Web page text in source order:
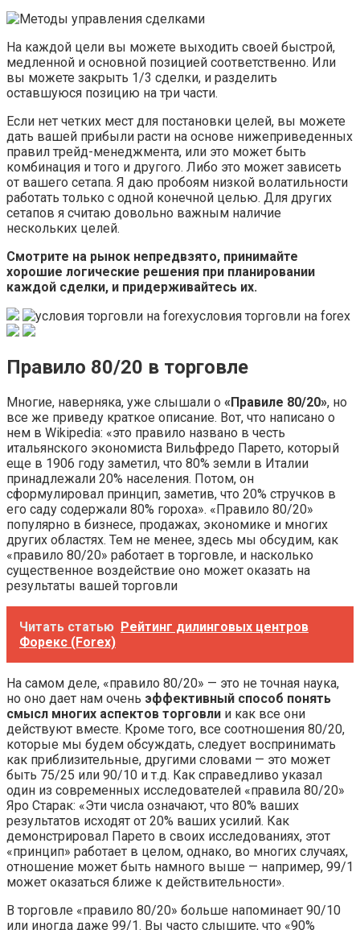
На каждой цели вы можете выходить своей быстрой,
медленной и основной позицией соответственно. Или
вы можете закрыть 1/3 сделки, и разделить
оставшуюся позицию на три части.
Если нет четких мест для постановки целей, вы можете
дать вашей прибыли расти на основе нижеприведенных
правил трейд-менеджмента, или это может быть
комбинация и того и другого. Либо это может зависеть
от вашего сетапа. Я даю пробоям низкой волатильности
работать только с одной конечной целью. Для других
сетапов я считаю довольно важным наличие
нескольких целей.
Смотрите на рынок непредвзято, принимайте
хорошие логические решения при планировании
каждой сделки, и придерживайтесь их.
Правило 80/20 в торговле
Многие, наверняка, уже слышали о «Правиле 80/20», но
все же приведу краткое описание. Вот, что написано о
нем в Wikipedia: «это правило названо в честь
итальянского экономиста Вильфредо Парето, который
еще в 1906 году заметил, что 80% земли в Италии
принадлежали 20% населения. Потом, он
сформулировал принцип, заметив, что 20% стручков в
его саду содержали 80% гороха». «Правило 80/20»
популярно в бизнесе, продажах, экономике и многих
других областях. Тем не менее, здесь мы обсудим, как
«правило 80/20» работает в торговле, и насколько
существенное воздействие оно может оказать на
результаты вашей торговли
Читать статью Рейтинг дилинговых центров
Форекс (Forex)
На самом деле, «правило 80/20» — это не точная наука,
но оно дает нам очень эффективный способ понять
смысл многих аспектов торговли и как все они
действуют вместе. Кроме того, все соотношения 80/20,
которые мы будем обсуждать, следует воспринимать
как приблизительные, другими словами — это может
быть 75/25 или 90/10 и т.д. Как справедливо указал
один из современных исследователей «правила 80/20»
Яро Старак: «Эти числа означают, что 80% ваших
результатов исходят от 20% ваших усилий. Как
демонстрировал Парето в своих исследованиях, этот
«принцип» работает в целом, однако, во многих случаях,
отношение может быть намного выше — например, 99/1
может оказаться ближе к действительности».
В торговле «правило 80/20» больше напоминает 90/10
или иногда даже 99/1. Вы часто слышите, что «90%